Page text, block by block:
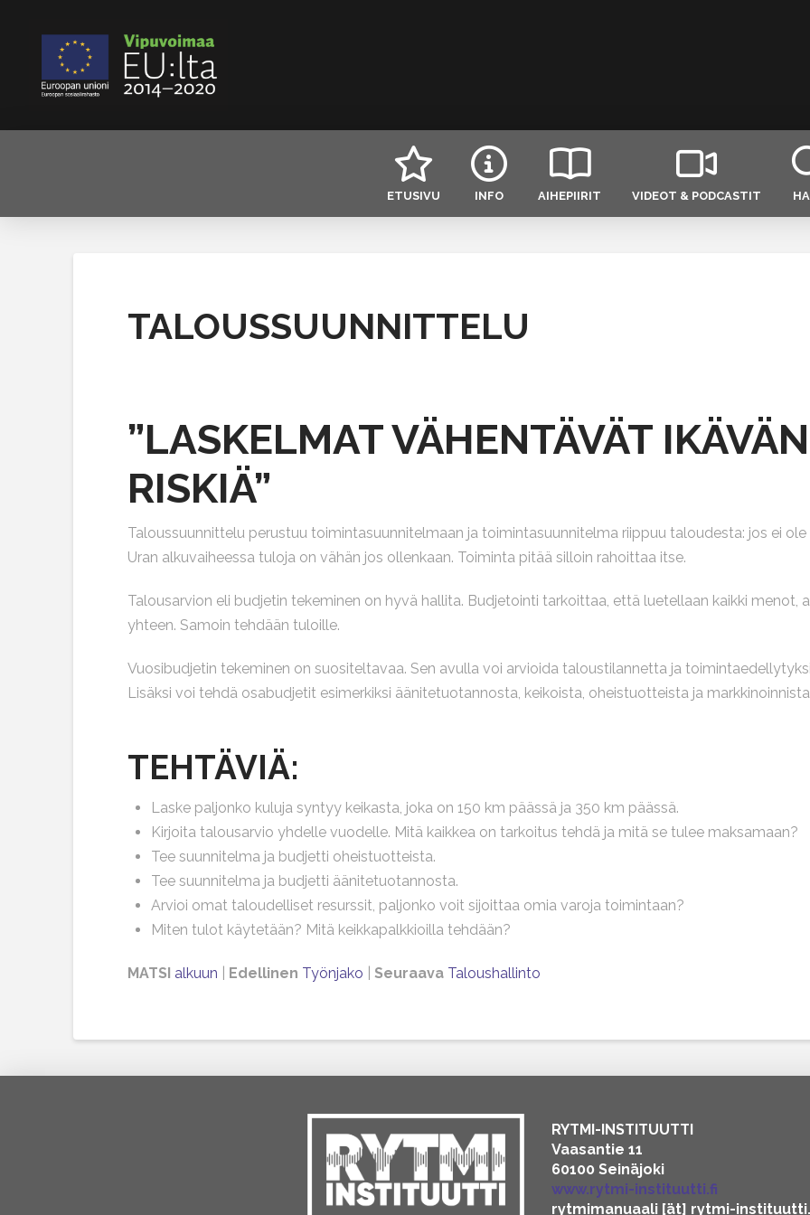
ETUSIVU INFO AIHEPIIRIT VIDEOT & PODCASTIT
TALOUSSUUNNITTELU
”LASKELMAT VÄHENTÄVÄT
RISKIÄ”
Taloussuunnittelu perustuu toimintasuunnitelmaan ja toimintasuunnitelma riippuu taloudesta: jos ei ole
Uran alkuvaiheessa tuloja on vähän jos ollenkaan. Toiminta pitää silloin rahoittaa itse.
Talousarvion eli budjetin tekeminen on hyvä hallita. Budjetointi tarkoittaa, että luetellaan kaikki menot,
yhteen. Samoin tehdään tuloille.
Vuosibudjetin tekeminen on suositeltavaa. Sen avulla voi arvioida taloustilannetta ja
Lisäksi voi tehdä osabudjetit esimerkiksi äänitetuotannosta, keikoista, oheistuotteista ja
TEHTÄVIÄ:
Laske paljonko kuluja syntyy keikasta, joka on 150 km päässä ja 350 km päässä.
Kirjoita talousarvio yhdelle vuodelle. Mitä kaikkea on tarkoitus tehdä ja mitä se tulee maksamaan?
Tee suunnitelma ja budjetti oheistuotteista.
Tee suunnitelma ja budjetti äänitetuotannosta.
Arvioi omat taloudelliset resurssit, paljonko voit sijoittaa omia varoja toimintaan?
Miten tulot käytetään? Mitä keikkapalkkioilla tehdään?
MATSI alkuun Edellinen Työnjako Seuraava Taloushallinto
RYTMI-INSTITUUTTI
Vaasantie 11
60100 Seinäjoki
www.rytmi-instituutti.fi
rytmimanuaali [ät] rytmi-